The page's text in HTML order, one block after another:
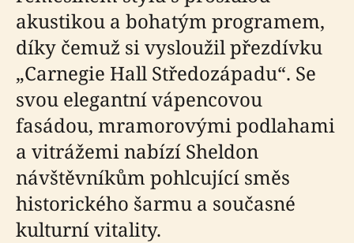
akustikou a bohatým programem,
díky čemuž si vysloužil přezdívku
„Carnegie Hall Středozápadu“. Se
svou elegantní vápencovou
fasádou, mramorovými podlahami
a vitrážemi nabízí Sheldon
návštěvníkům pohlcující směs
historického šarmu a současné
kulturní vitality.